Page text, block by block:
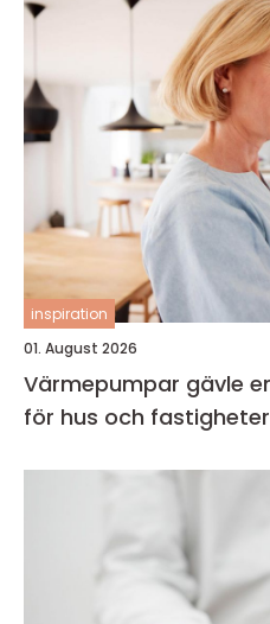
inspiration
01. August 2026
Värmepumpar gävle energieffektiv värme
för hus och fastigheter